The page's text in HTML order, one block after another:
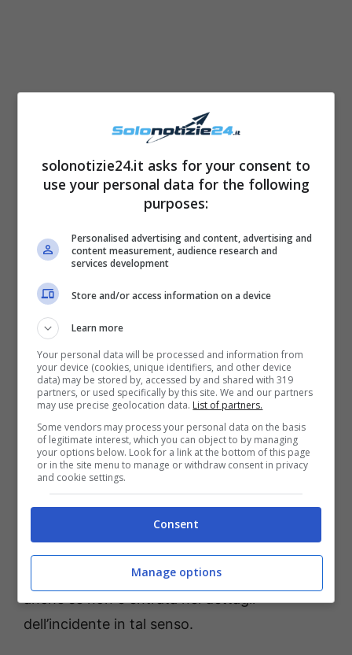
Nel post in questione, infatti, è possibile
leggere le seguenti parole scritte dalla
Folliero:
manutenzione delle strade e dei marciapiedi
milanesi! Grazie ai miei soccorritori, ai medici
e agli operatori dell’ospedale Gaetano Pini”.
“Sono caduta come una pera”
In particolar modo,Emanuela Folliero ha
raccontato cosa è successo nel corso degli
ultimi giorni in quanto costretta ad un lungo
di riposo dettato appunto dalla
rimanere per diverso tempo immobilizzata,
anche se non è entrata nei dettagli
dell’incidente in tal senso.
solonotizie24.it asks for your consent to
use your personal data for the following
purposes:
Personalised advertising and content, advertising and
content measurement, audience research and
services development
Store and/or access information on a device
Learn more
Your personal data will be processed and information from
your device (cookies, unique identifiers, and other device
data) may be stored by, accessed by and shared with 319
partners, or used specifically by this site. We and our partners
may use precise geolocation data. List of partners.
Some vendors may process your personal data on the basis
of legitimate interest, which you can object to by managing
your options below. Look for a link at the bottom of this page
or in the site menu to manage or withdraw consent in privacy
and cookie settings.
Consent
Manage options